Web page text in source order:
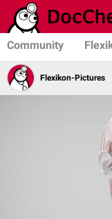
Community
Flexikon-Pictures